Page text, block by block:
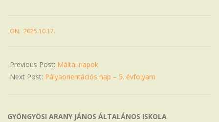
10-
ON: 2025.10.17.
Previous Post: Máltai napok
Next Post: Pályaorientációs nap – 5. évfolyam
GYÖNGYÖSI ARANY JÁNOS ÁLTALÁNOS ISKOLA